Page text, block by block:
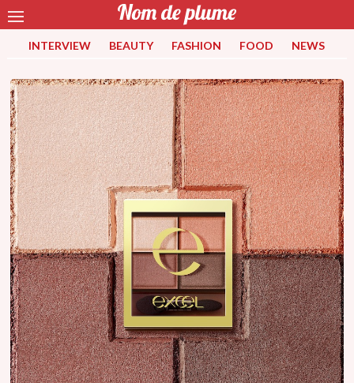
INTERVIEW BEAUTY FASHION FOOD NEWS